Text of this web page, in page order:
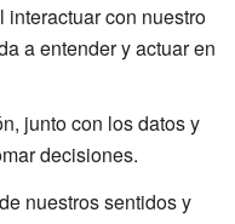
con nuestro
a entender y actuar en
junto con los datos y
decisiones.
nuestros sentidos y